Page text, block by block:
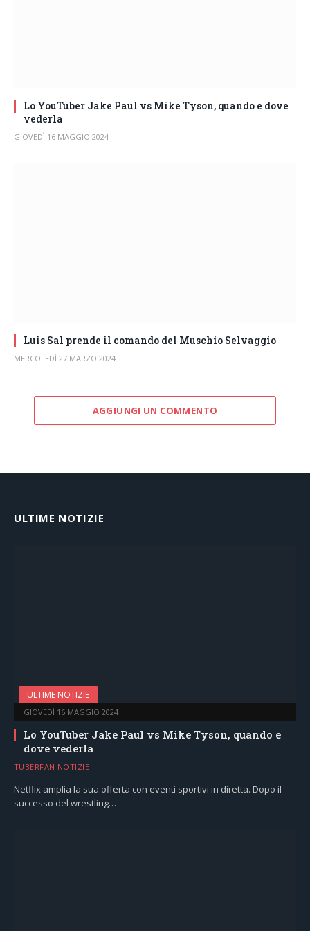
Lo YouTuber Jake Paul vs Mike Tyson, quando e dove
vederla
GIOVEDÌ 16 MAGGIO 2024
Luis Sal prende il comando del Muschio Selvaggio
MERCOLEDÌ 27 MARZO 2024
AGGIUNGI UN COMMENTO
ULTIME NOTIZIE
ULTIME NOTIZIE
GIOVEDÌ 16 MAGGIO 2024
Lo YouTuber Jake Paul vs Mike Tyson, quando e
dove vederla
TUBERFAN NOTIZIE
Netflix amplia la sua offerta con eventi sportivi in diretta. Dopo il
successo del wrestling…